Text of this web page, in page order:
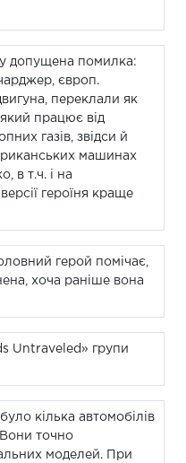
допущена помилка:
європ.
переклали як
працює від
газів, звідси й
машинах
в т.ч. і на
героїня краще
герой помічає,
хоча раніше вона
Untraveled» групи
кілька автомобілів
точно
моделей. При